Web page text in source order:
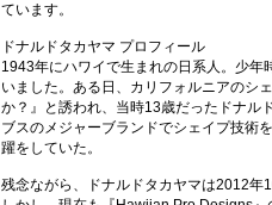
ています。
ドナルドタカヤマ プロフィール
1943年にハワイで生まれの日系人。少年
いました。ある日、カリフォルニアのシ
か？』と誘われ、当時13歳だったドナル
ブスのメジャーブランドでシェイプ技術
躍をしていた。
残念ながら、ドナルドタカヤマは2012年